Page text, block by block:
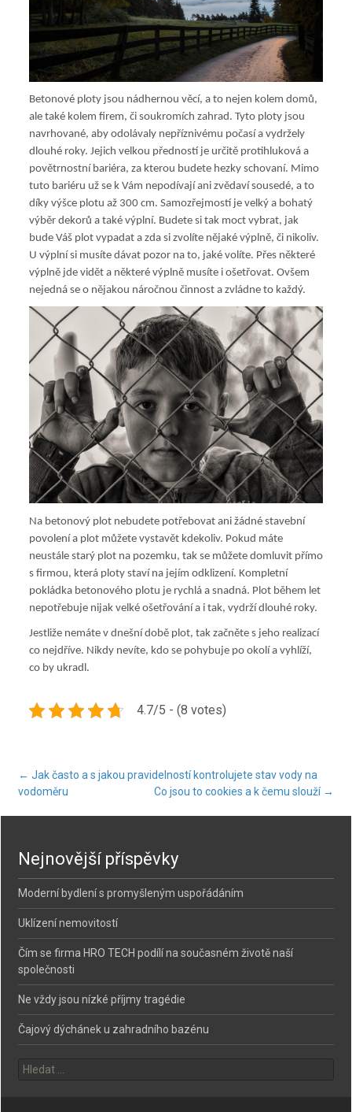
Betonové ploty jsou nádhernou věcí, a to nejen kolem domů,
ale také kolem firem, či soukromích zahrad. Tyto ploty jsou
navrhované, aby odolávaly nepříznivému počasí a vydržely
dlouhé roky. Jejich velkou předností je určitě protihluková a
povětrnostní bariéra, za kterou budete hezky schovaní. Mimo
tuto bariéru už se k Vám nepodívají ani zvědaví sousedé, a to
díky výšce plotu až 300 cm. Samozřejmostí je velký a bohatý
výběr dekorů a také výplní. Budete si tak moct vybrat, jak
bude Váš plot vypadat a zda si zvolíte nějaké výplně, či nikoliv.
U výplní si musíte dávat pozor na to, jaké volíte. Přes některé
výplně jde vidět a některé výplně musíte i ošetřovat. Ovšem
nejedná se o nějakou náročnou činnost a zvládne to každý.
Na betonový plot nebudete potřebovat ani žádné stavební
povolení a plot můžete vystavět kdekoliv. Pokud máte
neustále starý plot na pozemku, tak se můžete domluvit přímo
s firmou, která ploty staví na jejím odklizení. Kompletní
pokládka betonového plotu je rychlá a snadná. Plot během let
nepotřebuje nijak velké ošetřování a i tak, vydrží dlouhé roky.
Jestliže nemáte v dnešní době plot, tak začněte s jeho realizací
co nejdříve. Nikdy nevíte, kdo se pohybuje po okolí a vyhlíží,
co by ukradl.
4.7/5 - (8 votes)
Post
navigation
← Jak často a s jakou pravidelností kontrolujete stav vody na
vodoměru
Co jsou to cookies a k čemu slouží →
Nejnovější příspěvky
Moderní bydlení s promyšleným uspořádáním
Uklízení nemovitostí
Čím se firma HRO TECH podílí na současném životě naší
společnosti
Ne vždy jsou nízké příjmy tragédie
Čajový dýchánek u zahradního bazénu